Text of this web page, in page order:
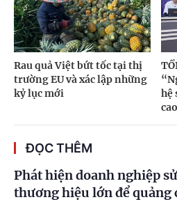
Rau quả Việt bứt tốc tại thị
trường EU và xác lập những
kỷ lục mới
hệ
ĐỌC THÊM
Phát hiện doanh nghiệp
thương hiệu lớn để quảng